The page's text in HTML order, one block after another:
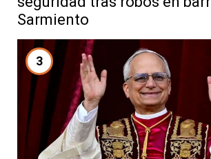
Sarmiento
3